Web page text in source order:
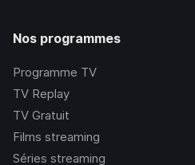
Nos programmes
Programme TV
TV Replay
TV Gratuit
Films streaming
Séries streaming